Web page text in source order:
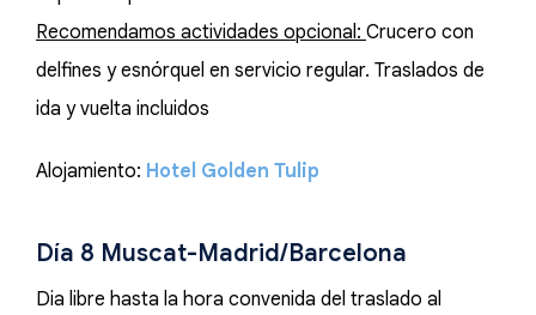
Recomendamos actividades opcional: Crucero con
delfines y esnórquel en servicio regular. Traslados de
ida y vuelta incluidos
Alojamiento: Hotel Golden Tulip
Día 8 Muscat-Madrid/Barcelona
Dia libre hasta la hora convenida del traslado al